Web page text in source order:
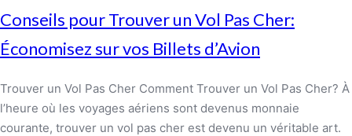
Conseils pour Trouver un Vol Pas Cher:
Économisez sur vos Billets d’Avion
Trouver un Vol Pas Cher Comment Trouver un Vol Pas Cher? À
l’heure où les voyages aériens sont devenus monnaie
courante, trouver un vol pas cher est devenu un véritable art.